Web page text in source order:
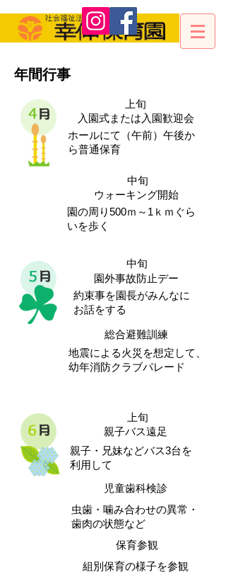
年間行事
上旬
入園式または入園歓迎会
ホールにて（午前）午後か
ら普通保育
中旬
ウォーキング開始
園の周り500ｍ～1ｋｍぐら
いを歩く
中旬
園外事故防止デー
約束事を園長がみんなに
お話をする
総合避難訓練
地震による火災を想定して、
幼年消防クラブパレード
上旬
親子・兄妹などバス3台を
利用して
親子バス遠足
児童歯科検診
虫歯・噛み合わせの異常・
歯肉の状態など
保育参観
組別保育の様子を参観